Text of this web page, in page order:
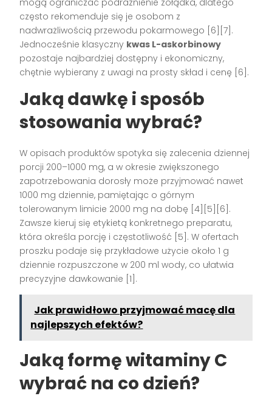
często rekomenduje się je osobom z
nadwrażliwością przewodu pokarmowego [6][7].
Jednocześnie klasyczny kwas L-askorbinowy
pozostaje najbardziej dostępny i ekonomiczny,
chętnie wybierany z uwagi na prosty skład i cenę [6].
Jaką dawkę i sposób
stosowania wybrać?
W opisach produktów spotyka się zalecenia dziennej
porcji 200–1000 mg, a w okresie zwiększonego
zapotrzebowania dorosły może przyjmować nawet
1000 mg dziennie, pamiętając o górnym
tolerowanym limicie 2000 mg na dobę [4][5][6].
Zawsze kieruj się etykietą konkretnego preparatu,
która określa porcję i częstotliwość [5]. W ofertach
proszku podaje się przykładowe użycie około 1 g
dziennie rozpuszczone w 200 ml wody, co ułatwia
precyzyjne dawkowanie [1].
Jak prawidłowo przyjmować macę dla
najlepszych efektów?
Jaką formę witaminy C
wybrać na co dzień?